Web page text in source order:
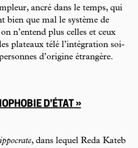
ancré dans le temps, qui
bien que mal le système de
n’entend plus celles et ceux
plateaux télé l’intégration soi-
d’origine étrangère.
D’ÉTAT »
, dans lequel Reda Kateb